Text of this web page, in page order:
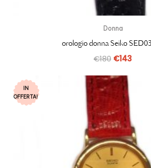
Donna
orologio donna Seiko
€180 €143
IN
OFFERTA!